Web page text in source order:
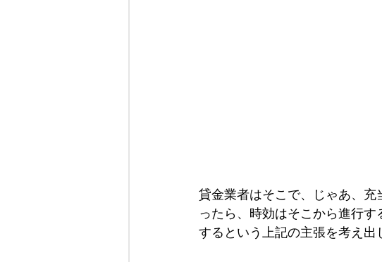
貸金業者はそこで、じゃあ、
ったら、時効はそこから進行
するという上記の主張を考え出